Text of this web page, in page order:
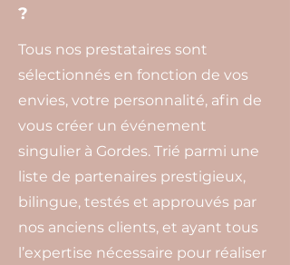
?
Tous nos prestataires sont
sélectionnés en fonction de vos
envies, votre personnalité, afin de
vous créer un événement
singulier à Gordes. Trié parmi une
liste de partenaires prestigieux,
bilingue, testés et approuvés par
nos anciens clients, et ayant tous
l’expertise nécessaire pour réaliser